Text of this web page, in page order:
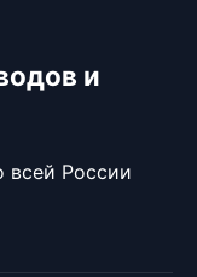
и
всей России